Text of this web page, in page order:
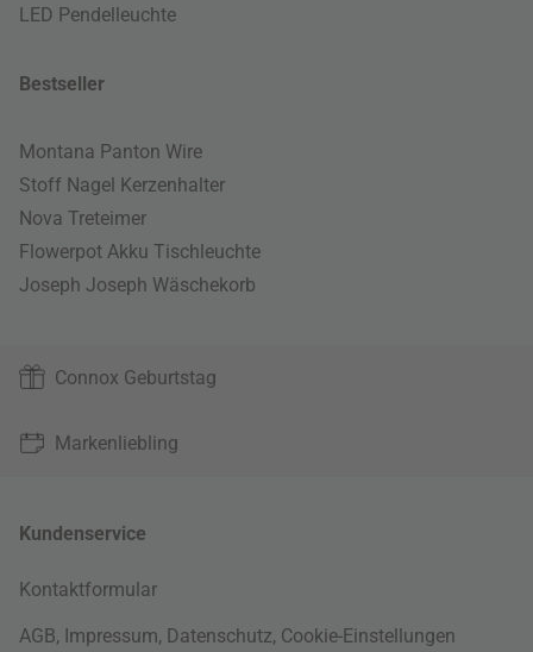
LED Pendelleuchte
Bestseller
Montana Panton Wire
Stoff Nagel Kerzenhalter
Nova Treteimer
Flowerpot Akku Tischleuchte
Joseph Joseph Wäschekorb
Connox Geburtstag
Markenliebling
Kundenservice
Kontaktformular
AGB, Impressum, Datenschutz, Cookie-Einstellungen